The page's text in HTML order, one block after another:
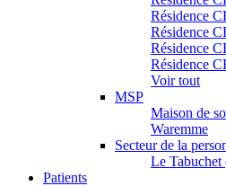
Résidence
Résidence
Résidence
Résidence
Voir tout
MSP
Maison de
Waremme
Secteur de la
Le
Patients